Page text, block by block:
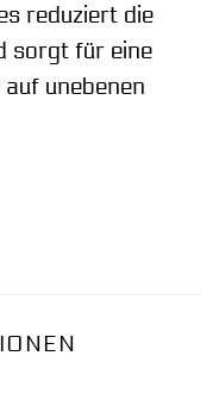
reduziert die
sorgt für eine
unebenen